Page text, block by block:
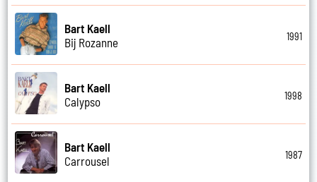
Bart Kaell
Bij Rozanne
1991
Bart Kaell
Calypso
1998
Bart Kaell
Carrousel
1987